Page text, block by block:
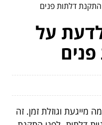
דלתות פנים
על
מייגעת וגוזלת זמן. זה